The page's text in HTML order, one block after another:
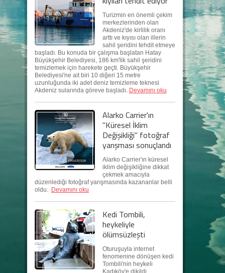
Turizmin en önemli çekim
merkezlerinden olan
Akdeniz'de kirlilik oranı
arttı ve kıyısı olan illerin
sahil şeridini tehdit etmeye
başladı. Bu konuda bir çalışma başlatan Hatay
Büyükşehir Belediyesi, 186 km'lik sahil şeridini
temizlemek için harekete geçti. Büyükşehir
Belediyesi'ne ait biri 10 diğeri 15 metre
uzunluğunda iki adet deniz temizleme teknesi
Akdeniz sularında göreve başladı. Devamını oku
Alarko Carrier'ın
"Küresel İklim
Değişikliği" fotoğraf
yarışması sonuçlandı
Alarko Carrier'ın küresel
iklim değişikliğine dikkat
çekmek amacıyla
düzenlediği fotoğraf yarışmasında kazananlar belli
oldu. Devamını oku
Kedi Tombili,
heykeliyle
ölümsüzleşti
Oturuşuyla internet
fenomenine dönüşen kedi
Tombili'nin heykeli
Kadıköy'e dikildi.